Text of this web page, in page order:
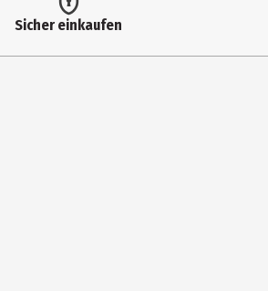
Herstelleradresse
D-40191 Düsseldorf
Sicher einkaufen